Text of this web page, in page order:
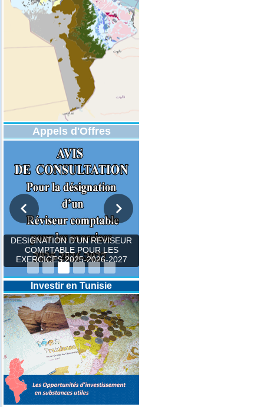
Appels d'Offres
DESIGNATION D’UN REVISEUR
COMPTABLE POUR LES
EXERCICES 2025-2026-2027
Investir en Tunisie